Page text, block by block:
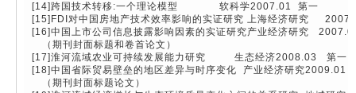
[14]跨国技术转移:一个理论模型 软科学2007.01 第一
[15]FDI对中国房地产技术效率影响的实证研究 上海经济研究
[16]中国上市公司信息披露影响因素的实证研究产业经济研究
（期刊封面标题和卷首论文）
[17]淮河流域农业可持续发展能力研究 生态经济2008.03 第一
[18]中国省际贸易壁垒的地区差异与时序变化 产业经济研究2009.01
（期刊封面标题论文）